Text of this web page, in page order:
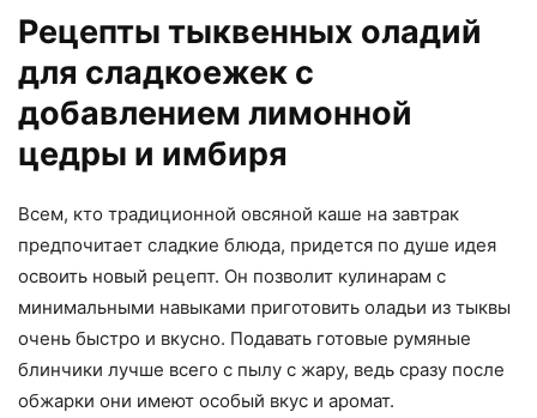
Рецепты тыквенных оладий
для сладкоежек с
добавлением лимонной
цедры и имбиря
Всем, кто традиционной овсяной каше на завтрак
предпочитает сладкие блюда, придется по душе идея
освоить новый рецепт. Он позволит кулинарам с
минимальными навыками приготовить оладьи из тыквы
очень быстро и вкусно. Подавать готовые румяные
блинчики лучше всего с пылу с жару, ведь сразу после
обжарки они имеют особый вкус и аромат.